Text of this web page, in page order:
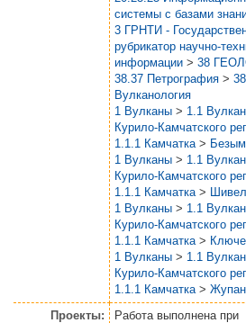
системы с базами
3 ГРНТИ -
рубрикатор научно-
информации > 38
38.37 Петрография >
Вулканология
1 Вулканы > 1.1
Курило-Камчатского
1.1.1 Камчатка >
1 Вулканы > 1.1
Курило-Камчатского
1.1.1 Камчатка >
1 Вулканы > 1.1
Курило-Камчатского
1.1.1 Камчатка >
1 Вулканы > 1.1
Курило-Камчатского
1.1.1 Камчатка >
Проекты:
Работа выполнена при